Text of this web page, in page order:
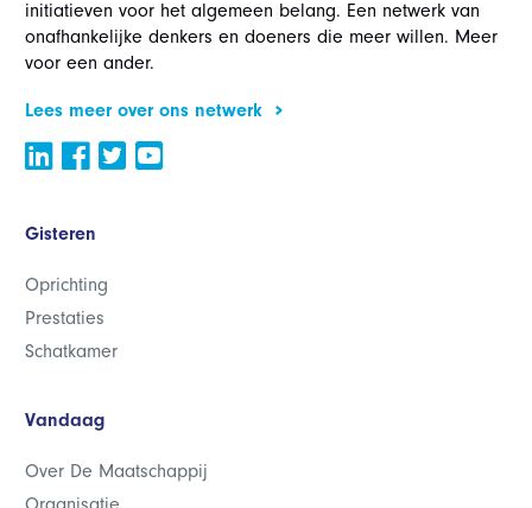
initiatieven voor het algemeen belang. Een netwerk van
onafhankelijke denkers en doeners die meer willen. Meer
voor een ander.
Lees meer over ons netwerk
Gisteren
Oprichting
Prestaties
Schatkamer
Vandaag
Over De Maatschappij